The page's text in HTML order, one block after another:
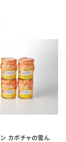
スイーツ 取り寄
カボチャの雪ん